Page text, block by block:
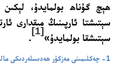
ھېچ گۇناھ بولمايدۇ، لېكىن
سېتىشتا ئارپىنىڭ مىقدارى
سېتىشقا بولمايدۇ»
[1]
.
1- چەكلىمىنى مەزكۇر ھەدىسلەردىكى ماللار بىلەن چەكلىك، دەپ قارايدىغانلار